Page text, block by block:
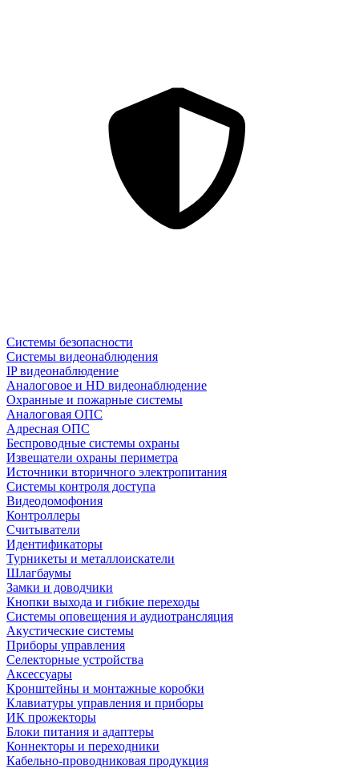
Системы безопасности
Системы видеонаблюдения
IP видеонаблюдение
Аналоговое и HD видеонаблюдение
Охранные и пожарные системы
Аналоговая ОПС
Адресная ОПС
Беспроводные системы охраны
Извещатели охраны периметра
Источники вторичного электропитания
Системы контроля доступа
Видеодомофония
Контроллеры
Считыватели
Идентификаторы
Турникеты и металлоискатели
Шлагбаумы
Замки и доводчики
Кнопки выхода и гибкие переходы
Системы оповещения и аудиотрансляция
Акустические системы
Приборы управления
Селекторные устройства
Аксессуары
Кронштейны и монтажные коробки
Клавиатуры управления и приборы
ИК прожекторы
Блоки питания и адаптеры
Коннекторы и переходники
Кабельно-проводниковая продукция